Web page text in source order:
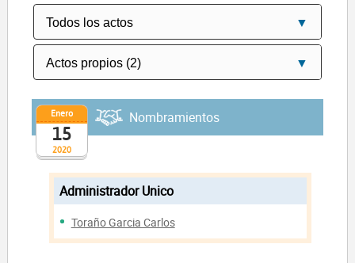
2020
Enero
15
Nombramientos
Administrador Unico
Toraño Garcia Carlos